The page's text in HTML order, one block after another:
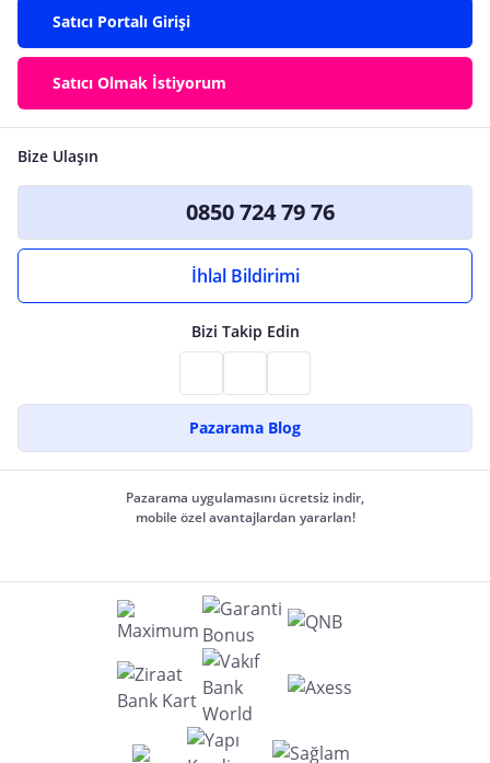
Satıcı Portalı Girişi
Satıcı Olmak İstiyorum
Bize Ulaşın
0850 724 79 76
İhlal Bildirimi
Bizi Takip Edin
Pazarama Blog
Pazarama uygulamasını ücretsiz indir,
mobile özel avantajlardan yararlan!